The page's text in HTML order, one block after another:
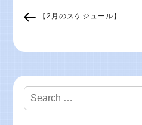
【2月のスケジュール】